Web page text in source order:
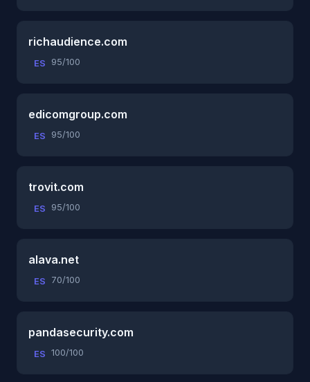
richaudience.com
ES 95/100
edicomgroup.com
ES 95/100
trovit.com
ES 95/100
alava.net
ES 70/100
pandasecurity.com
ES 100/100